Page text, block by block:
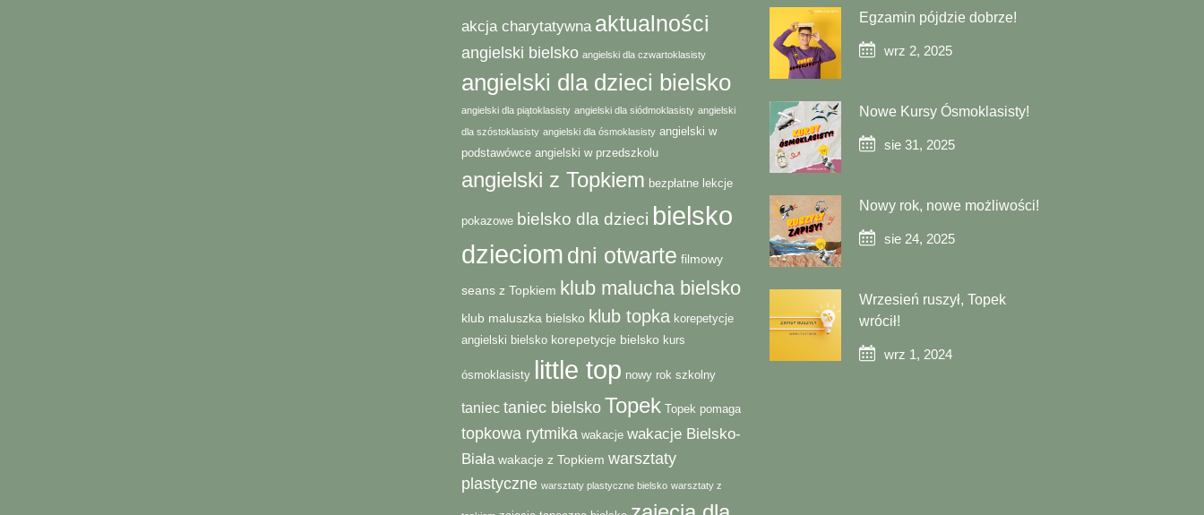
akcja charytatywna aktualności
angielski bielsko angielski dla czwartoklasisty
angielski dla dzieci bielsko
angielski dla piątoklasisty angielski dla siódmoklasisty angielski
dla szóstoklasisty angielski dla ósmoklasisty angielski w
podstawówce angielski w przedszkolu
angielski z Topkiem bezpłatne lekcje
pokazowe bielsko dla dzieci bielsko
dzieciom dni otwarte filmowy
seans z Topkiem klub malucha bielsko
klub maluszka bielsko klub topka korepetycje
angielski bielsko korepetycje bielsko kurs
ósmoklasisty little top nowy rok szkolny
taniec taniec bielsko Topek Topek pomaga
topkowa rytmika wakacje wakacje Bielsko-
Biała wakacje z Topkiem warsztaty
plastyczne warsztaty plastyczne bielsko warsztaty z
Egzamin pójdzie dobrze!
wrz 2, 2025
Nowe Kursy Ósmoklasisty!
sie 31, 2025
Nowy rok, nowe możliwości!
sie 24, 2025
Wrzesień ruszył, Topek
wrócił!
wrz 1, 2024